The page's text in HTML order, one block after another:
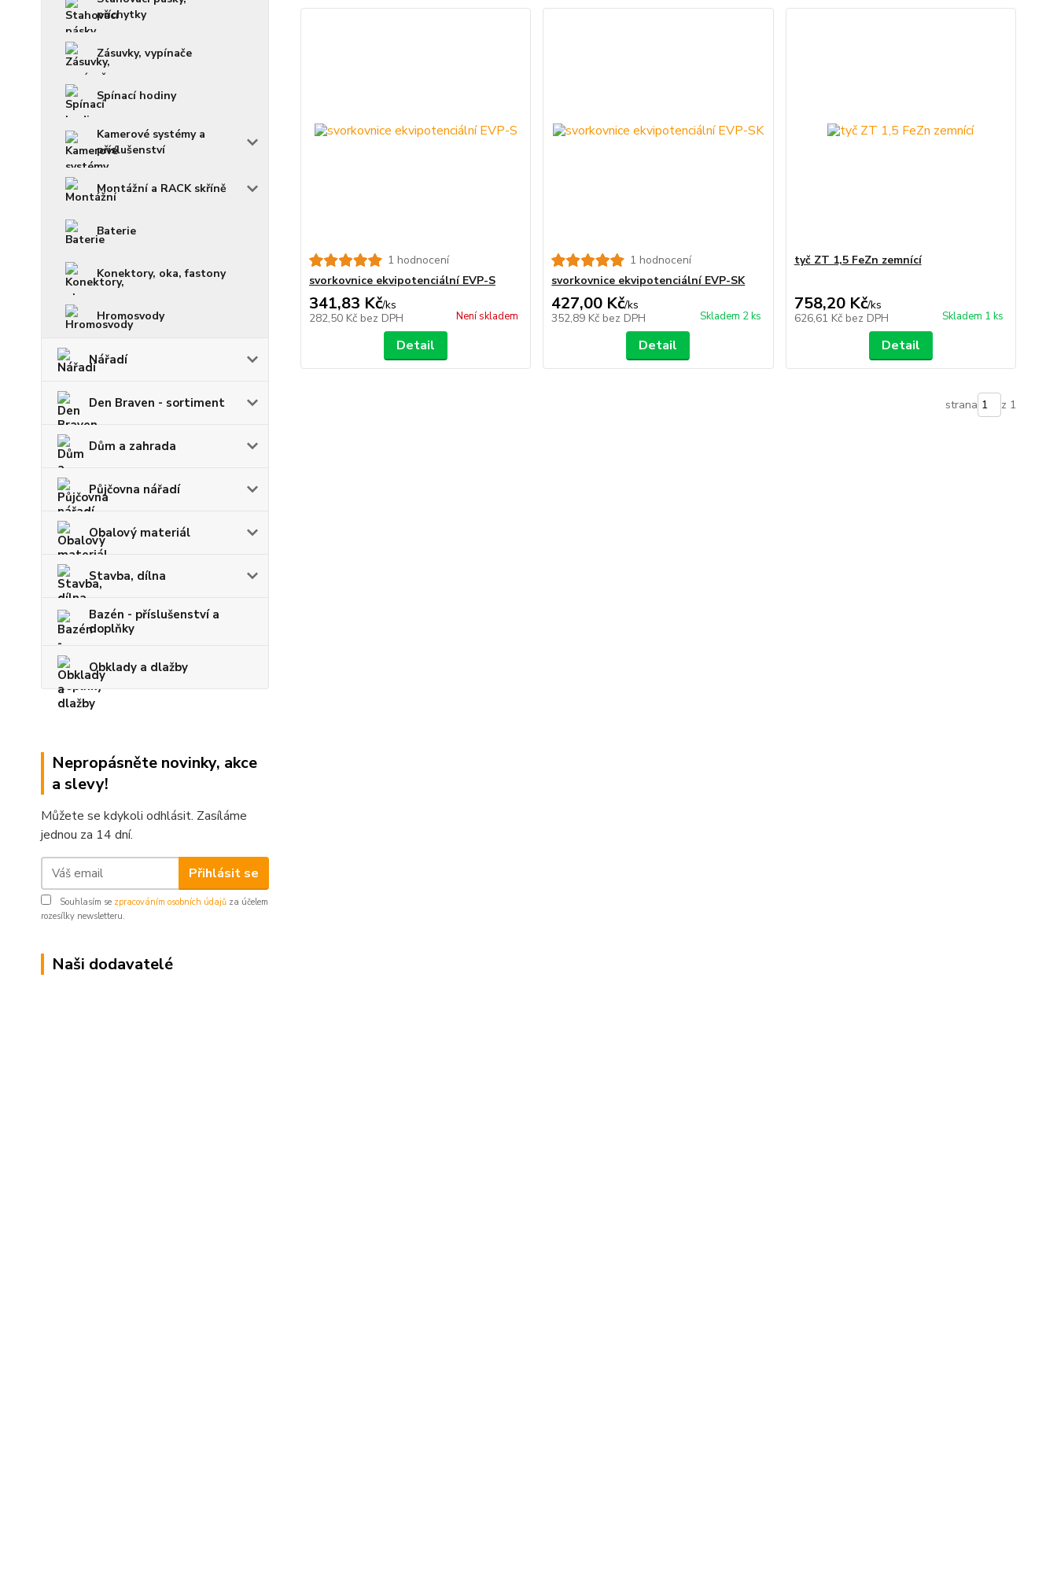
příchytky
Zásuvky, vypínače
Spínací hodiny
Kamerové systémy a
příslušenství
Montážní a RACK skříně
Baterie
Konektory, oka, fastony
Hromosvody
Nářadí
Den Braven - sortiment
Dům a zahrada
Půjčovna nářadí
Obalový materiál
Stavba, dílna
Bazén - příslušenství a
doplňky
Obklady a dlažby
Nepropásněte novinky, akce
a slevy!
Můžete se kdykoli odhlásit. Zasíláme
jednou za 14 dní.
Přihlásit se
Souhlasím se zpracováním osobních údajů za účelem
rozesílky newsletteru.
Naši dodavatelé
1 hodnocení
svorkovnice ekvipotenciální EVP-S
341,83 Kč/ks
282,50 Kč bez DPH Není skladem
Detail
1 hodnocení
svorkovnice ekvipotenciální EVP-SK
427,00 Kč/ks
352,89 Kč bez DPH Skladem 2 ks
Detail
tyč ZT 1,5 FeZn zemnící
758,20 Kč/ks
626,61 Kč bez DPH Skladem 1 ks
Detail
strana z 1